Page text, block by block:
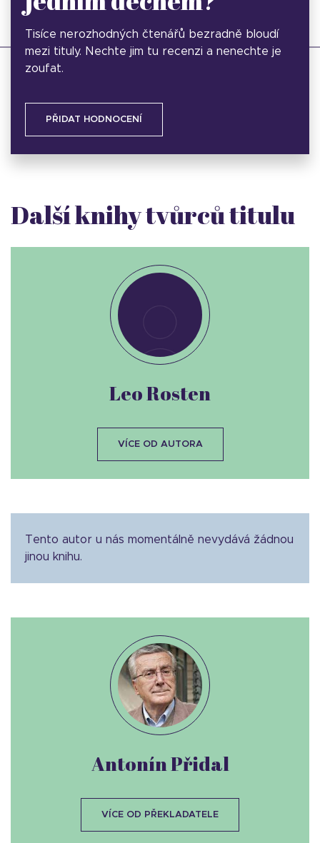
Tisíce nerozhodných čtenářů bezradně bloudí
mezi tituly. Nechte jim tu recenzi a nenechte je
zoufat.
PŘIDAT HODNOCENÍ
Další knihy tvůrců titulu
Tento autor u nás momentálně nevydává žádnou
jinou knihu.
Leo Rosten
VÍCE OD AUTORA
Antonín Přidal
VÍCE OD PŘEKLADATELE